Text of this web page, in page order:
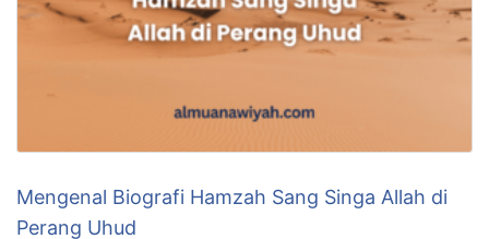
Mengenal Biografi Hamzah Sang Singa Allah di
Perang Uhud